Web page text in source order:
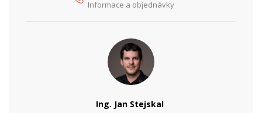
PARAMETRY OBRAZUInformace a objednávky
Ing. Jan Stejskal